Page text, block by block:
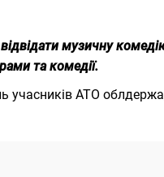
музичну
та комедії.
учасників АТО